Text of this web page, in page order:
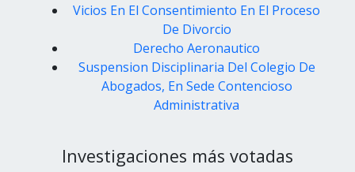
Vicios En El Consentimiento En El Proceso
De Divorcio
Derecho Aeronautico
Suspension Disciplinaria Del Colegio De
Abogados, En Sede Contencioso
Administrativa
Investigaciones más votadas